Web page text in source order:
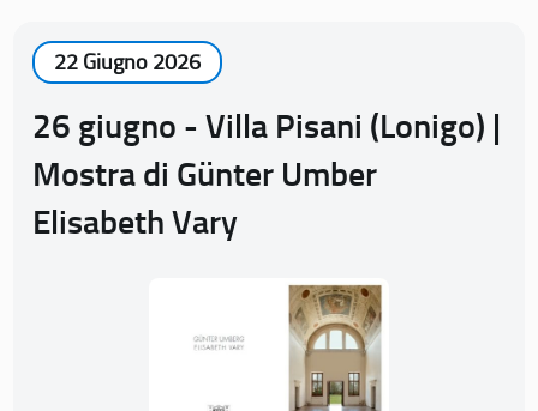
22 Giugno 2026
26 giugno - Villa Pisani (Lonigo) |
Mostra di Günter Umber
Elisabeth Vary